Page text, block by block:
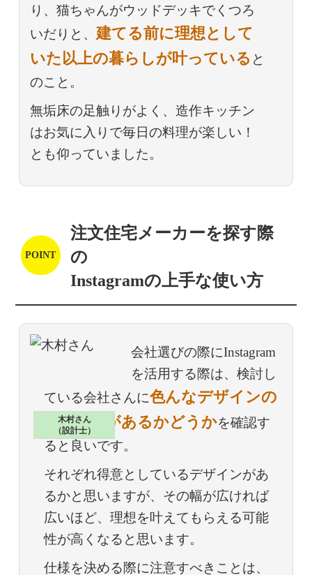
り、猫ちゃんがウッドデッキでくつろ
いだりと、 建てる前に理想として
いた以上の暮らしが叶っている と
のこと。
無垢床の足触りがよく、造作キッチン
はお気に入りで毎日の料理が楽しい！
とも仰っていました。
注文住宅メーカーを探す際
の
Instagramの上手な使い方
木村さん
（設計士）
会社選びの際にInstagram
を活用する際は、検討し
ている会社さんに色んなデザインの
施工事例があるかどうかを確認す
ると良いです。
それぞれ得意としているデザインがあ
るかと思いますが、その幅が広ければ
広いほど、理想を叶えてもらえる可能
性が高くなると思います。
仕様を決める際に注意すべきことは、